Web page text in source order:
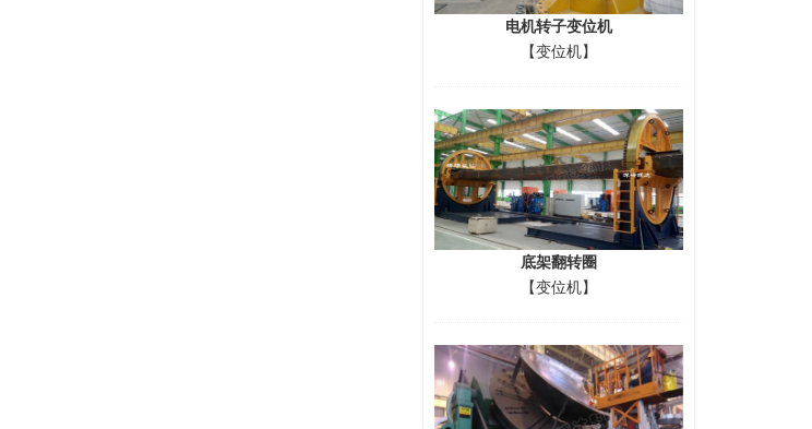
电机转子变位机
【变位机】
底架翻转圈
【变位机】